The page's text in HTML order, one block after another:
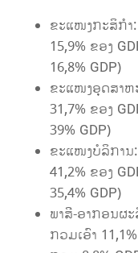
ຂະແໜງກະສິກໍາ
15,9% ຂອງ
16,8% GDP)
ຂະແໜງອຸດສາຫ
31,7% ຂອງ
39% GDP)
ຂະແໜງບໍລິການ
41,2% ຂອງ
35,4% GDP)
ພາສີ-ອາກອນຜະ
ກວມເອົາ